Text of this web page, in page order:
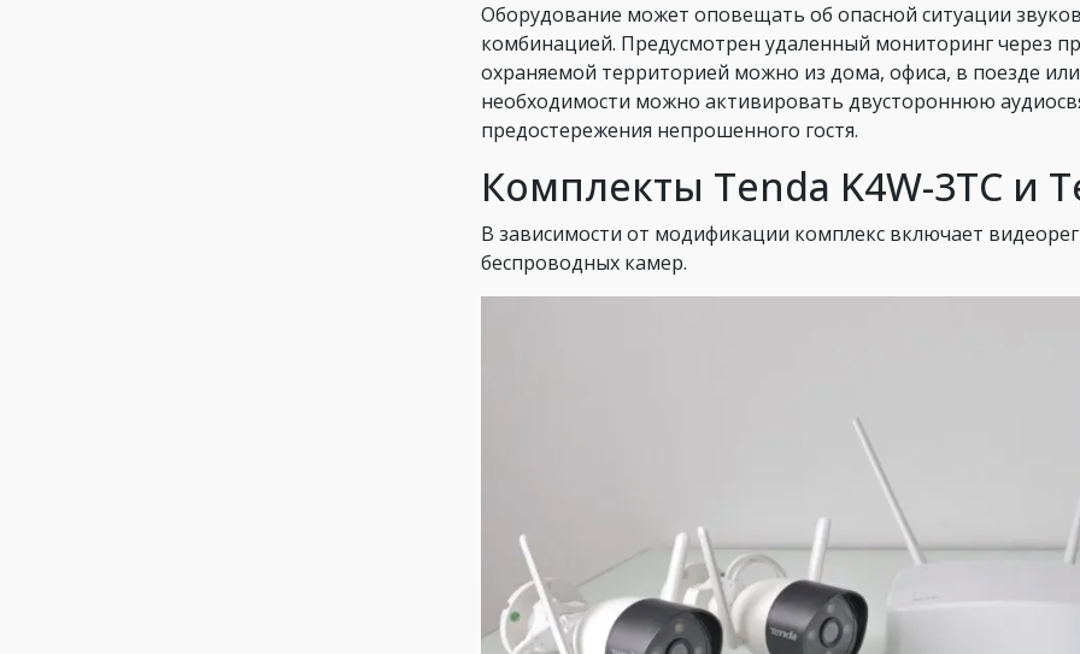
Оборудование может оповещать об опасной ситуации
комбинацией. Предусмотрен удаленный мониторинг через
охраняемой территорией можно из дома, офиса, в поезде
необходимости можно активировать двустороннюю
предостережения непрошенного гостя.
Комплекты Tenda K4W-3TC и
В зависимости от модификации комплекс включает
беспроводных камер.